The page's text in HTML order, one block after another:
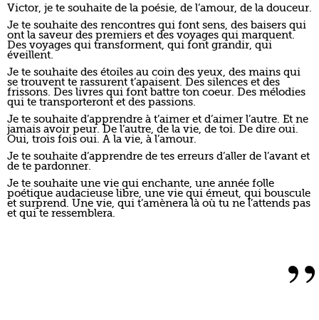
Victor, je te souhaite de la poésie, de l’amour, de la douceur.
Je te souhaite des rencontres qui font sens, des baisers qui
ont la saveur des premiers et des voyages qui marquent.
Des voyages qui transforment, qui font grandir, qui
éveillent.
Je te souhaite des étoiles au coin des yeux, des mains qui
se trouvent te rassurent t’apaisent. Des silences et des
frissons. Des livres qui font battre ton coeur. Des mélodies
qui te transporteront et des passions.
Je te souhaite d’apprendre à t’aimer et d’aimer l’autre. Et ne
jamais avoir peur. De l’autre, de la vie, de toi. De dire oui.
Oui, trois fois oui. A la vie, à l’amour.
Je te souhaite d’apprendre de tes erreurs d’aller de l’avant et
de te pardonner.
Je te souhaite une vie qui enchante, une année folle
poétique audacieuse libre, une vie qui émeut, qui bouscule
et surprend. Une vie, qui t’amènera là où tu ne l’attends pas
et qui te ressemblera.
”